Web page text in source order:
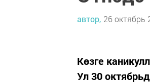
автор, 26 октябрь
Көзге
Ул 30